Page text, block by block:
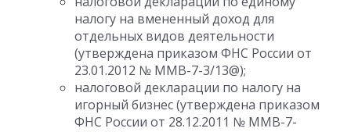
налогу на вмененный доход для
отдельных видов деятельности
(утверждена приказом ФНС России от
23.01.2012 № ММВ-7-3/13@);
налоговой декларации по налогу на
игорный бизнес (утверждена приказом
ФНС России от 28.12.2011 № ММВ-7-